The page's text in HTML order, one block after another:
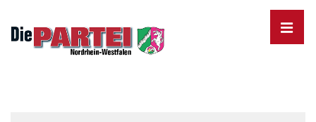
Skip
MENU